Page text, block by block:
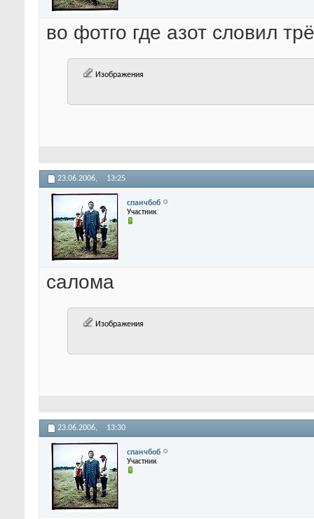
во фотго где азот словил
Изображения
23.06.2006, 13:25
спанчбоб
Участник
салома
Изображения
23.06.2006, 13:30
спанчбоб
Участник